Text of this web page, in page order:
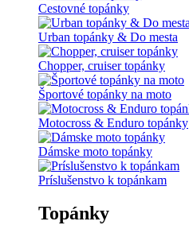
Cestovné topánky
Urban topánky & Do mesta
Chopper, cruiser topánky
Športové topánky na moto
Motocross & Enduro topánky
Dámske moto topánky
Príslušenstvo k topánkam
Topánky